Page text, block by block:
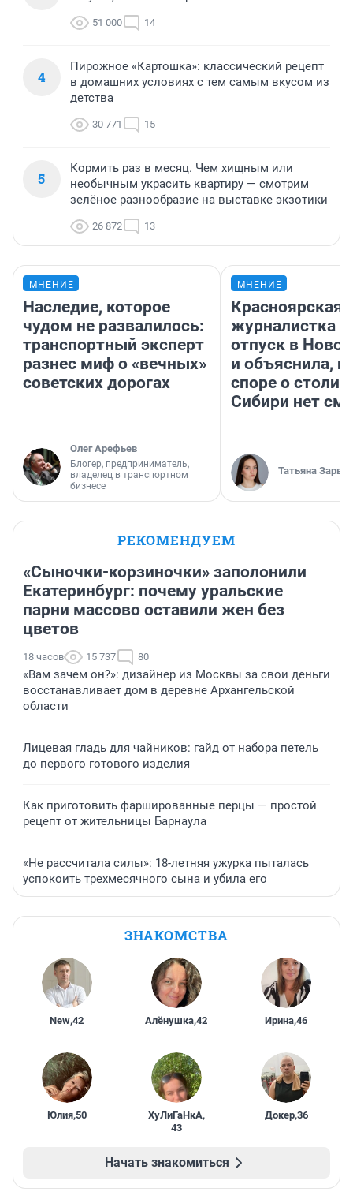
51 000 14
4
Пирожное «Картошка»: классический рецепт
в домашних условиях с тем самым вкусом из
детства
30 771 15
5
Кормить раз в месяц. Чем хищным или
необычным украсить квартиру — смотрим
зелёное разнообразие на выставке экзотики
26 872 13
МНЕНИЕ
Наследие, которое
чудом не развалилось:
транспортный эксперт
разнес миф о «вечных»
советских дорогах
Олег Арефьев
Блогер, предприниматель,
владелец в транспортном
бизнесе
МНЕНИЕ
Красноярская
журналистка
отпуск в
и объяснила,
споре о
Сибири нет
Татьяна Зарва
РЕКОМЕНДУЕМ
«Сыночки-корзиночки» заполонили
Екатеринбург: почему уральские
парни массово оставили жен без
цветов
18 часов 15 737 80
«Вам зачем он?»: дизайнер из Москвы за свои деньги
восстанавливает дом в деревне Архангельской
области
Лицевая гладь для чайников: гайд от набора петель
до первого готового изделия
Как приготовить фаршированные перцы — простой
рецепт от жительницы Барнаула
«Не рассчитала силы»: 18-летняя ужурка пыталась
успокоить трехмесячного сына и убила его
ЗНАКОМСТВА
New,42 Алёнушка,42 Ирина,46
Юлия,50 ХуЛиГаНкА,
43
Докер,36
Начать знакомиться